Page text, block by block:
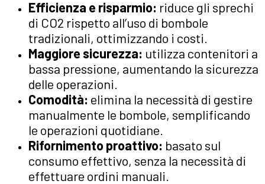
Efficienza e risparmio: riduce gli sprechi
di CO2 rispetto all’uso di bombole
tradizionali, ottimizzando i costi.
Maggiore sicurezza: utilizza contenitori a
bassa pressione, aumentando la sicurezza
delle operazioni.
Comodità: elimina la necessità di gestire
manualmente le bombole, semplificando
le operazioni quotidiane.
Rifornimento proattivo: basato sul
consumo effettivo, senza la necessità di
effettuare ordini manuali.